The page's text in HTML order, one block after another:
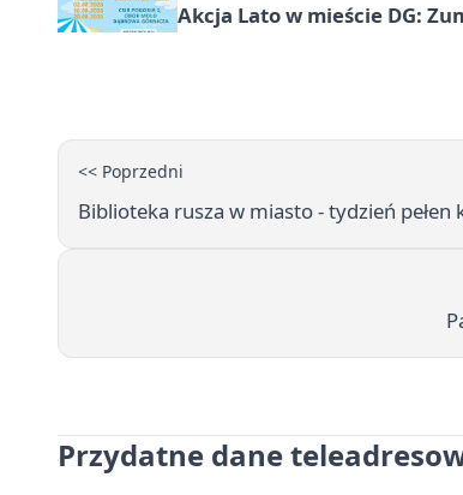
Akcja Lato w mieście DG:
<< Poprzedni
Biblioteka rusza w miasto - tydzień
Przydatne dane